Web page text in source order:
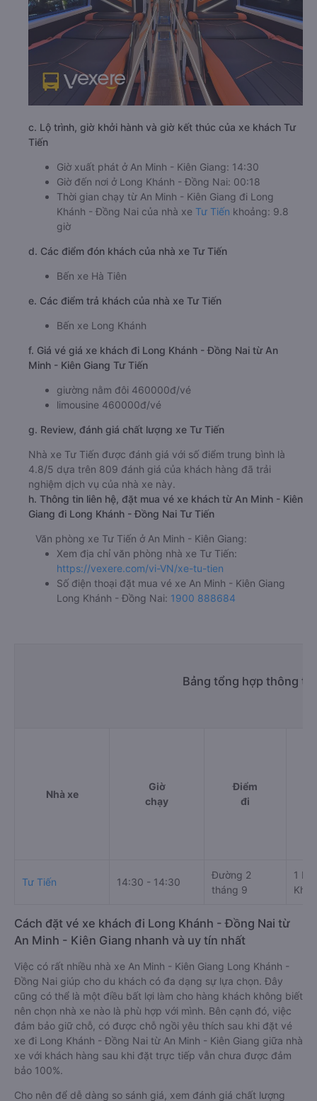
c. Lộ trình, giờ khởi hành và giờ kết thúc của xe khách Tư
Tiến
Giờ xuất phát ở An Minh - Kiên Giang: 14:30
Giờ đến nơi ở Long Khánh - Đồng Nai: 00:18
Thời gian chạy từ An Minh - Kiên Giang đi Long
Khánh - Đồng Nai của nhà xe Tư Tiến khoảng: 9.8
giờ
d. Các điểm đón khách của nhà xe Tư Tiến
Bến xe Hà Tiên
e. Các điểm trả khách của nhà xe Tư Tiến
Bến xe Long Khánh
f. Giá vé giá xe khách đi Long Khánh - Đồng Nai từ An
Minh - Kiên Giang Tư Tiến
giường nằm đôi 460000đ/vé
limousine 460000đ/vé
g. Review, đánh giá chất lượng xe Tư Tiến
Nhà xe Tư Tiến được đánh giá với số điểm trung bình là
4.8/5 dựa trên 809 đánh giá của khách hàng đã trải
nghiệm dịch vụ của nhà xe này.
h. Thông tin liên hệ, đặt mua vé xe khách từ An Minh - Kiên
Giang đi Long Khánh - Đồng Nai Tư Tiến
Văn phòng xe Tư Tiến ở An Minh - Kiên Giang:
Xem địa chỉ văn phòng nhà xe Tư Tiến:
https://vexere.com/vi-VN/xe-tu-tien
Số điện thoại đặt mua vé xe An Minh - Kiên Giang
Long Khánh - Đồng Nai: 1900 888684
Bảng tổng hợp thông
Nhà xe
Giờ
chạy
Điểm
đi
Tư Tiến 14:30 - 14:30
Đường 2
tháng 9
1
Cách đặt vé xe khách đi Long Khánh - Đồng Nai từ
An Minh - Kiên Giang nhanh và uy tín nhất
Việc có rất nhiều nhà xe An Minh - Kiên Giang Long Khánh -
Đồng Nai giúp cho du khách có đa dạng sự lựa chọn. Đây
cũng có thể là một điều bất lợi làm cho hàng khách không biết
nên chọn nhà xe nào là phù hợp với mình. Bên cạnh đó, việc
đảm bảo giữ chỗ, có được chỗ ngồi yêu thích sau khi đặt vé
xe đi Long Khánh - Đồng Nai từ An Minh - Kiên Giang giữa nhà
xe với khách hàng sau khi đặt trực tiếp vẫn chưa được đảm
bảo 100%.
Cho nên để dễ dàng so sánh giá, xem đánh giá chất lượng